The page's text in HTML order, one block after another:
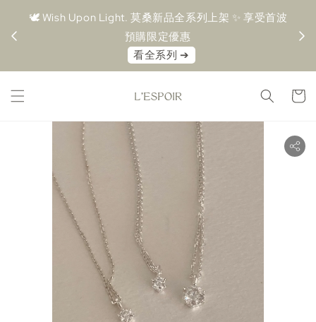
🤍 MOISSÁN 莫桑鑽系列 🤍 任選 2 件 88 折 / 3 件 85
折
08.09-08.16 新品優惠
⚠️